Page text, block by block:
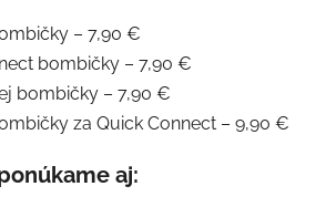
– 7,90 €
bombičky – 7,90 €
bombičky – 7,90 €
za Quick Connect – 9,90 €
aj: